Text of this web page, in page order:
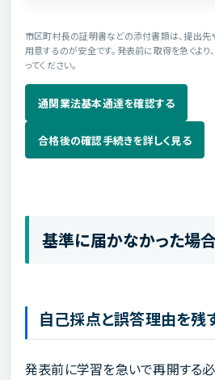
市区町村長の証明書などの添付書類は、提出先
用意するのが安全です。発表前に取得を急ぐよ
ってください。
通関業法基本通達を確認する
合格後の確認手続きを詳しく見る
基準に届かなかった場
自己採点と誤答理由を残
発表前に学習を急いで再開する必